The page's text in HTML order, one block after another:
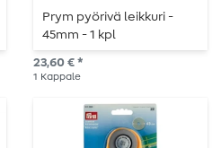
Prym pyörivä leikkuri -
45mm - 1 kpl
23,60 € *
1 Kappale